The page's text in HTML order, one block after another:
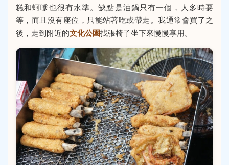
糕和蚵嗲也很有水準。缺點是油鍋只有一個，人多時要
等，而且沒有座位，只能站著吃或帶走。我通常會買了之
後，走到附近的文化公園找張椅子坐下來慢慢享用。